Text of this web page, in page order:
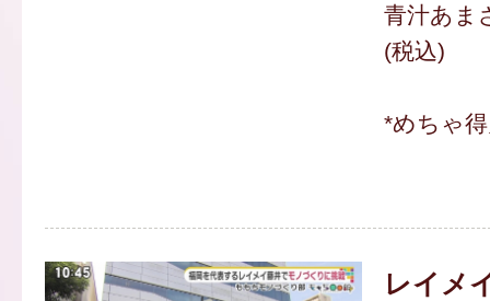
青汁あま
(税込)
*めちゃ
レイメ